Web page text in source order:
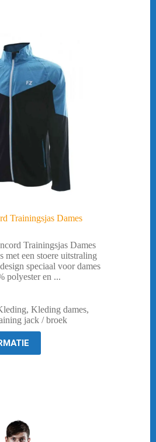
Trainingsjas Dames
Trainingsjas Dames
met een stoere uitstraling
speciaal voor dames
polyester en ...
, Kleding dames,
jack / broek